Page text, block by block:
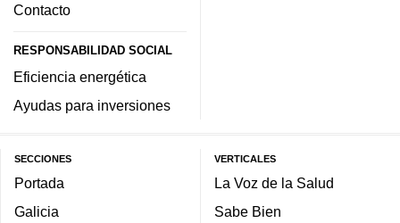
Contacto
RESPONSABILIDAD SOCIAL
Eficiencia energética
Ayudas para inversiones
SECCIONES
Portada
Galicia
VERTICALES
La Voz de la Salud
Sabe Bien